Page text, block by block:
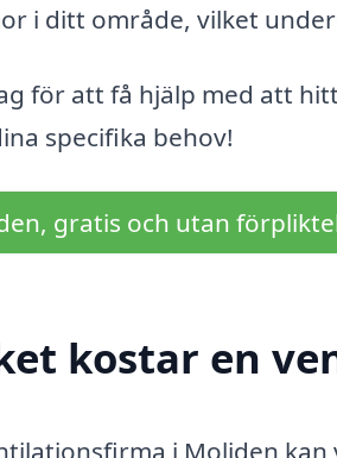
i ditt område, vilket
för att få hjälp med att
specifika behov!
gratis och utan
kostar en
i Moliden kan